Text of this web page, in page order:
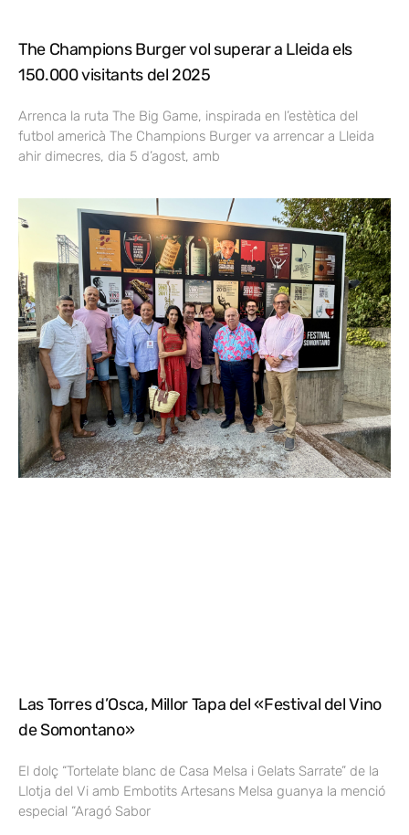
The Champions Burger vol superar a Lleida els
150.000 visitants del 2025
Arrenca la ruta The Big Game, inspirada en l’estètica del
futbol americà The Champions Burger va arrencar a Lleida
ahir dimecres, dia 5 d’agost, amb
Las Torres d’Osca, Millor Tapa del «Festival del Vino
de Somontano»
El dolç “Tortelate blanc de Casa Melsa i Gelats Sarrate” de la
Llotja del Vi amb Embotits Artesans Melsa guanya la menció
especial “Aragó Sabor